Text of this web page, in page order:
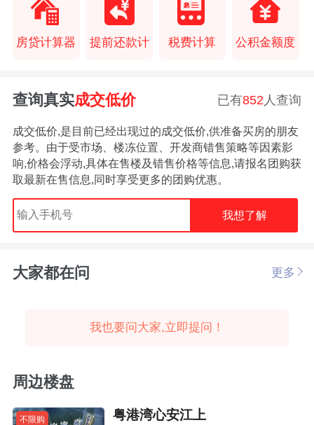
房贷计算器 提前还款计 税费计算 公积金额度
查询真实成交低价 已有852人查询
成交低价,是目前已经出现过的成交低价,供准备买房的朋友
参考。由于受市场、楼冻位置、开发商错售策略等因素影
响,价格会浮动,具体在售楼及错售价格等信息,请报名团购获
取最新在售信息,同时享受更多的团购优惠。
我想了解
大家都在问 更多
我也要问大家,立即提问！
周边楼盘
不限购 粤港湾心安江上